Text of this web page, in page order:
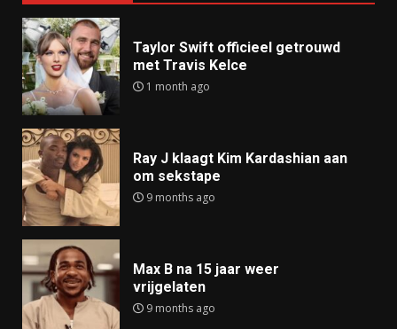
Taylor Swift officieel getrouwd
met Travis Kelce
1 month ago
Ray J klaagt Kim Kardashian aan
om sekstape
9 months ago
Max B na 15 jaar weer
vrijgelaten
9 months ago